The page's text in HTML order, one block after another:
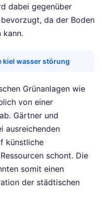
dabei gegenüber
da der Boden
kann.
kiel wasser störung
Grünanlagen wie
von einer
Gärtner und
ausreichenden
künstliche
schont. Die
somit einen
der städtischen